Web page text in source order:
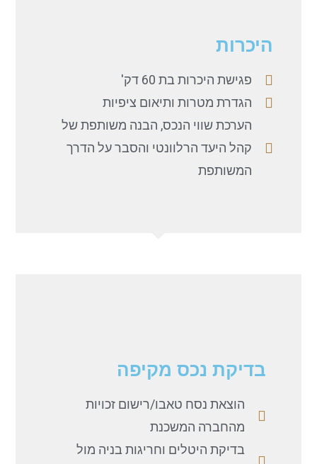
היכרות
פגישת היכרות בת 60 דק'
הגדרת מטרות ותיאום ציפיות
הערכת שווי הנכס, הבנה משותפת של
קהל היעד הרלוונטי והסבר על הדרך
המשותפת
בדיקת נכס מקיפה
הוצאת נסח טאבו/רישום זכויות
מהחברה המשכנת
בדיקת היטלים וחריגות בניה מול